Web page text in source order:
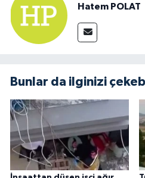
Hatem POLAT
Bunlar da ilginizi